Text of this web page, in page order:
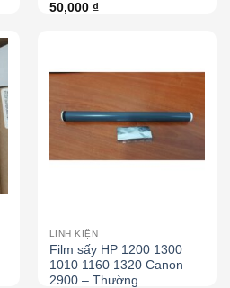
50,000 ₫
LINH KIỆN
Film sấy HP 1200 1300
1010 1160 1320 Canon
2900 – Thường